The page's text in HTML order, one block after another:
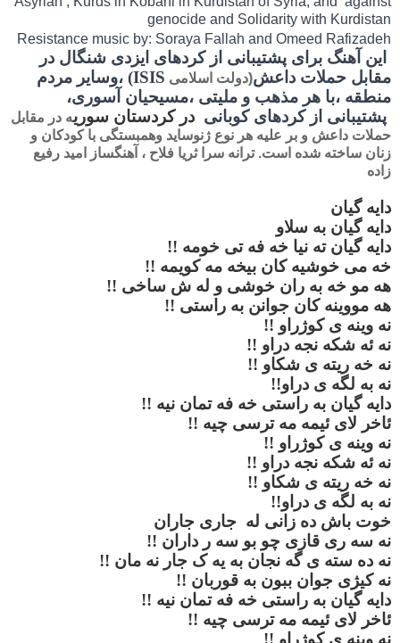
genocide and Solidarity with Kurdistan
Resistance music by: Soraya Fallah and Omeed Rafizadeh
این آهنگ برای پشتیبانی از کردهای ایزدی شنگال در
مقابل حملات داعش(دولت اسلامی ISIS) ،وسایر مردم
منطقه ،با هر مذهب و ملیتی ،مسیحیان آسوری،
پشتیبانی از کردهای کوبانی در کردستان سوریه در مقابل
حملات داعش و بر علیه هر نوع ژنوساید وهمبستگی با کودکان و
زنان ساخته شده است. ترانه سرا ثریا فلاح ، آهنگساز امید رفیع
زاده
دایه گیان
دایه گیان به سلاو
دایه گیان ته نیا خه فه تی خومه !!
خه می خوشیه کان بیخه مه کویمه !!
هه مو خه به ران خوشی و له ش ساخی !!
هه مووینه کان جوانن به راستی !!
نه وینه ی کوژراو !!
نه ئه شکه نجه دراو !!
نه خه ریته ی شکاو !!
نه به لگه ی دراو!!
دایه گیان به راستی خه فه تمان نیه !!
ئاخر لای ئیمه مه ترسی چیه !!
نه وینه ی کوژراو !!
نه ئه شکه نجه دراو !!
نه خه ریته ی شکاو !!
نه به لگه ی دراو!!
خوت باش ده زانی له جاری جاران
نه سه ری قازی چو بو سه ر داران !!
نه ده سته ی گه نجان به یه ک جار نه مان !!
نه کیژی جوان ببون به قوربان !!
دایه گیان به راستی خه فه تمان نیه !!
ئاخر لای ئیمه مه ترسی چیه !!